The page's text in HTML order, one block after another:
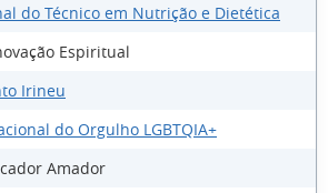
do Técnico em Nutrição e Dietética
Espiritual
Irineu
do Orgulho LGBTQIA+
Amador